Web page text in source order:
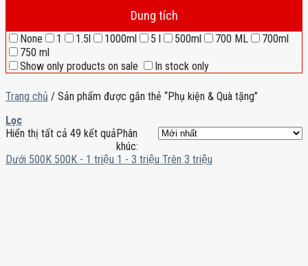
Dung tích
None 1 1.5l 1000ml 5 l 500ml 700 ML
700ml
750 ml
Show only products on sale
In stock only
Trang chủ / Sản phẩm được gắn thẻ “Phụ kiện & Quà tặng”
Lọc
Hiển thị tất cả 49 kết quảPhân
khúc:
Dưới 500K 500K - 1 triệu 1 - 3 triệu Trên 3 triệu